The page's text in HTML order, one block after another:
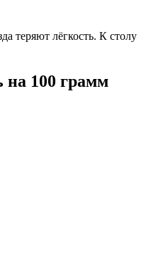
теряют лёгкость. К столу
100 грамм